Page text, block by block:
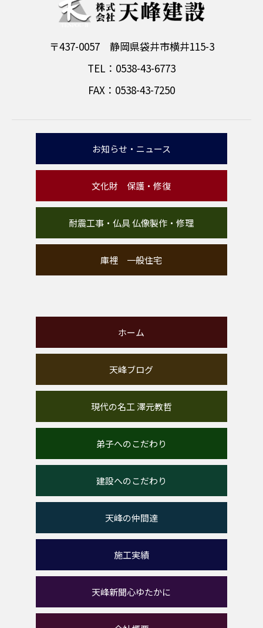
〒437-0057 静岡県袋井市横井115-3
TEL：0538-43-6773
FAX：0538-43-7250
お知らせ・ニュース
文化財 保護・修復
耐震工事・仏具 仏像製作・修理
庫裡 一般住宅
ホーム
天峰ブログ
現代の名工 澤元教哲
弟子へのこだわり
建設へのこだわり
天峰の仲間達
施工実績
天峰新聞心ゆたかに